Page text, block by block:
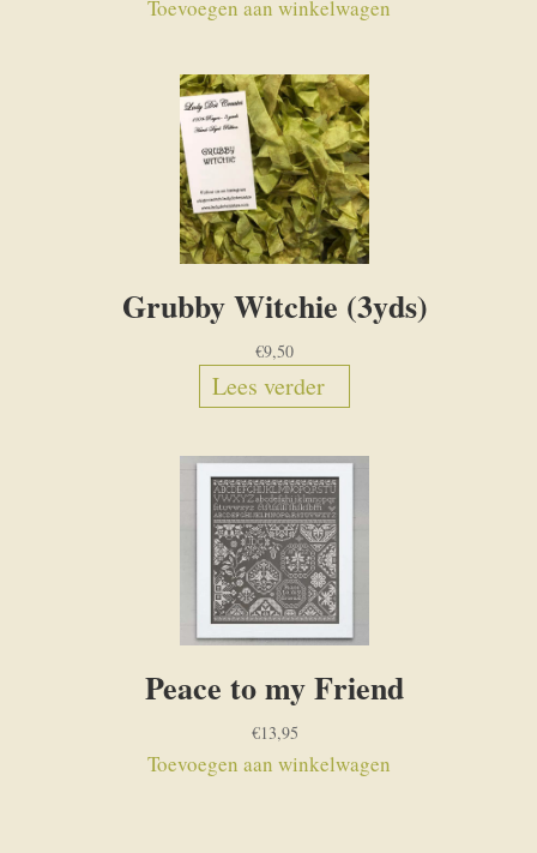
Toevoegen aan winkelwagen
Grubby Witchie (3yds)
€9,50
Lees verder
Peace to my Friend
€13,95
Toevoegen aan winkelwagen